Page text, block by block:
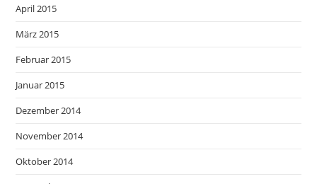
April 2015
März 2015
Februar 2015
Januar 2015
Dezember 2014
November 2014
Oktober 2014